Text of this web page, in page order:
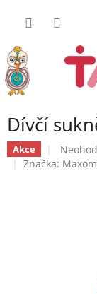
Dívčí
Akce
Značka: